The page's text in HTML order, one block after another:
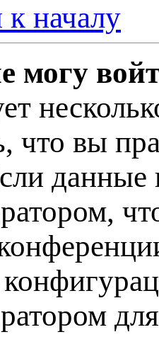
к началу
могу
что вы
данные